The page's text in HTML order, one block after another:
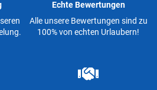
Echte Bewertungen
Alle unsere Bewertungen sind zu
100% von echten Urlaubern!